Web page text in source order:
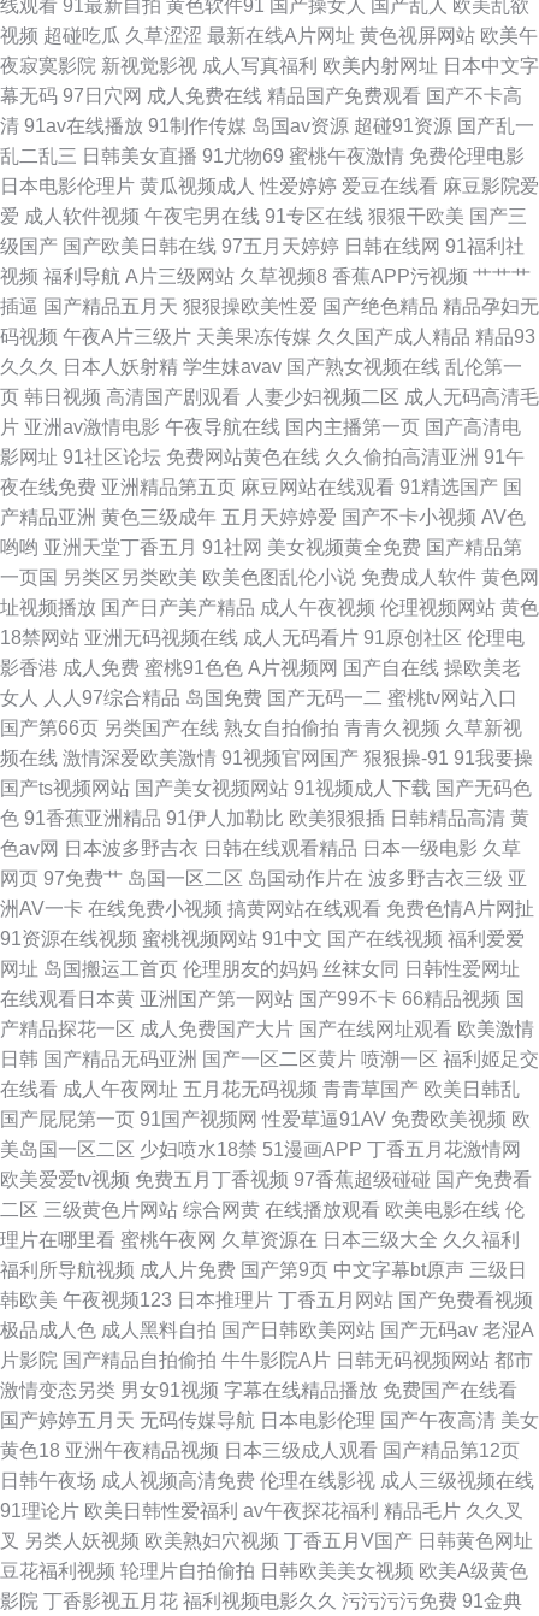
免费看片91 午夜影院体验区 欧美综合久久 wwwav五月天资源 内射黑丝在线
91免费站 激情啪啪综合 午夜理伦三级做爰电影 91综合人人插 91社在线电影
久久色一区 亚洲一区二区三区人妻 91偷拍福利视频 日韩AV资源在线共享 91
快播视频在线观看 老湿在线视频 尤物一区在线视频 91在线视频免费公开 黑
丝高跟av在线 香蕉色色在线 国产自产在线区 影音AV小说 超碰在线91人 老
司机午夜开放 性欧美第三页 91日韩国产影院 国产操小浪穴AV片 青青草青娱
乐av99 69麻豆 99导航亚洲 精品亚洲日韩色欲专区 探花视频网站 91在线大
狠狠搞综合网 日韩欧美网站A片 91第一福利 99热亚洲福利 九一视频在线视
频 91n在现免费观看 极品少妇自慰 一区二区 91亚洲视频 九九精品黄色 亚洲
日韩成人网在线 91亚洲色图在线
线观看 91最新自拍 黄色软件91 国产操女人 国产乱人 欧美乱欲
视频 超碰吃瓜 久草涩涩 最新在线A片网址 黄色视屏网站 欧美午
夜寂寞影院 新视觉影视 成人写真福利 欧美内射网址 日本中文字
幕无码 97日穴网 成人免费在线 精品国产免费观看 国产不卡高
清 91av在线播放 91制作传媒 岛国av资源 超碰91资源 国产乱一
乱二乱三 日韩美女直播 91尤物69 蜜桃午夜激情 免费伦理电影
日本电影伦理片 黄瓜视频成人 性爱婷婷 爱豆在线看 麻豆影院爱
爱 成人软件视频 午夜宅男在线 91专区在线 狠狠干欧美 国产三
级国产 国产欧美日韩在线 97五月天婷婷 日韩在线网 91福利社
视频 福利导航 A片三级网站 久草视频8 香蕉APP污视频 艹艹艹
插逼 国产精品五月天 狠狠操欧美性爱 国产绝色精品 精品孕妇无
码视频 午夜A片三级片 天美果冻传媒 久久国产成人精品 精品93
久久久
日本人妖射精 学生妹avav 国产熟女视频在线 乱伦第一
页 韩日视频 高清国产剧观看 人妻少妇视频二区 成人无码高清毛
片 亚洲av激情电影 午夜导航在线 国内主播第一页 国产高清电
影网址 91社区论坛 免费网站黄色在线 久久偷拍高清亚洲 91午
夜在线免费 亚洲精品第五页 麻豆网站在线观看 91精选国产 国
产精品亚洲 黄色三级成年 五月天婷婷爱 国产不卡小视频 AV色
哟哟 亚洲天堂丁香五月 91社网 美女视频黄全免费 国产精品第
一页国 另类区另类欧美 欧美色图乱伦小说 免费成人软件 黄色网
址视频播放 国产日产美产精品 成人午夜视频 伦理视频网站 黄色
18禁网站 亚洲无码视频在线 成人无码看片 91原创社区 伦理电
影香港 成人免费 蜜桃91色色 A片视频网 国产自在线 操欧美老
女人
人人97综合精品 岛国免费 国产无码一二 蜜桃tv网站入口
国产第66页 另类国产在线 熟女自拍偷拍 青青久视频 久草新视
频在线 激情深爱欧美激情 91视频官网国产 狠狠操-91 91我要操
国产ts视频网站 国产美女视频网站 91视频成人下载 国产无码色
色 91香蕉亚洲精品 91伊人加勒比 欧美狠狠插 日韩精品高清 黄
色av网 日本波多野吉衣 日韩在线观看精品 日本一级电影 久草
网页 97免费艹 岛国一区二区 岛国动作片在 波多野吉衣三级 亚
洲AV一卡 在线免费小视频 搞黄网站在线观看 免费色情A片网扯
91资源在线视频 蜜桃视频网站 91中文 国产在线视频 福利爱爱
网址 岛国搬运工首页 伦理朋友的妈妈 丝袜女同 日韩性爱网址
在线观看日本黄 亚洲国产第一网站 国产99不卡 66精品视频 国
产精品探花一区 成人免费国产大片 国产在线网址观看 欧美激情
日韩 国产精品无码亚洲 国产一区二区黄片 喷潮一区 福利姬足交
在线看 成人午夜网址 五月花无码视频 青青草国产 欧美日韩乱
国产屁屁第一页 91国产视频网 性爱草逼91AV 免费欧美视频 欧
美岛国一区二区 少妇喷水18禁 51漫画APP 丁香五月花激情网
欧美爱爱tv视频 免费五月丁香视频 97香蕉超级碰碰 国产免费看
二区 三级黄色片网站 综合网黄 在线播放观看 欧美电影在线 伦
理片在哪里看 蜜桃午夜网 久草资源在 日本三级大全 久久福利
福利所导航视频 成人片免费 国产第9页 中文字幕bt原声 三级日
韩欧美 午夜视频123 日本推理片 丁香五月网站 国产免费看视频
极品成人色 成人黑料自拍 国产日韩欧美网站 国产无码av 老湿A
片影院 国产精品自拍偷拍 牛牛影院A片 日韩无码视频网站 都市
激情变态另类 男女91视频 字幕在线精品播放 免费国产在线看
国产婷婷五月天 无码传媒导航 日本电影伦理 国产午夜高清 美女
黄色18 亚洲午夜精品视频 日本三级成人观看 国产精品第12页
日韩午夜场 成人视频高清免费 伦理在线影视 成人三级视频在线
91理论片 欧美日韩性爱福利 av午夜探花福利 精品毛片 久久叉
叉 另类人妖视频 欧美熟妇穴视频 丁香五月V国产 日韩黄色网址
豆花福利视频 轮理片自拍偷拍 日韩欧美美女视频 欧美A级黄色
影院 丁香影视五月花 福利视频电影久久 污污污污免费 91金典